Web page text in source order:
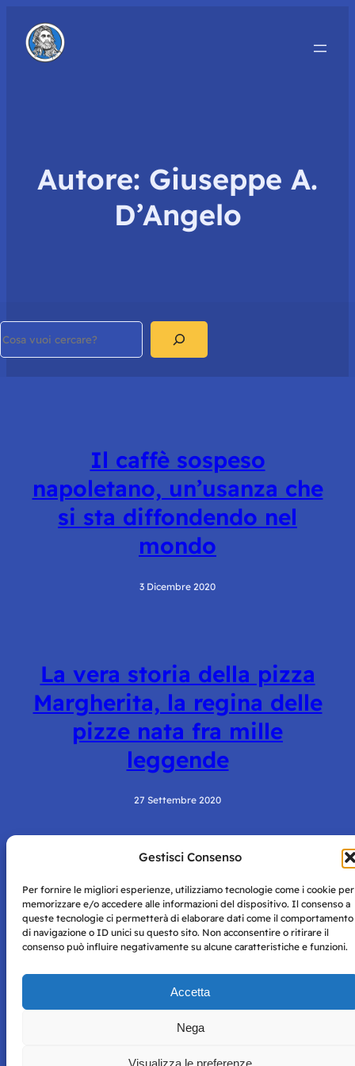
Gestisci Consenso
Per fornire le migliori esperienze, utilizziamo tecnologie come i cookie per
memorizzare e/o accedere alle informazioni del dispositivo. Il consenso a
queste tecnologie ci permetterà di elaborare dati come il comportamento
di navigazione o ID unici su questo sito. Non acconsentire o ritirare il
consenso può influire negativamente su alcune caratteristiche e funzioni.
Accetta
Nega
Visualizza le preferenze
Autore: Giuseppe A.
D’Angelo
Il caffè sospeso
napoletano, un’usanza che
si sta diffondendo nel
mondo
3 Dicembre 2020
La vera storia della pizza
Margherita, la regina delle
pizze nata fra mille
leggende
27 Settembre 2020
Storie di Napoli è una testata registrata presso il tribunale di
Tutte le immagini e i contenuti su questo sito sono forniti
per mero scopo didattico e informativo.
Tutti i diritti riservati, ogni tentativo di copia sarà
perseguito secondo i termini di legge. Si nega l’utilizzo delle
Policy